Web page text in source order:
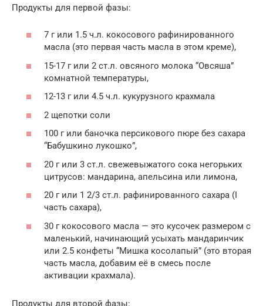
Продукты для первой фазы:
7 г или 1.5 ч.л. кокосового рафинированного
масла (это первая часть масла в этом креме),
15-17 г или 2 ст.л. овсяного молока “Овсяша”
комнатной температуры,
12-13 г или 4.5 ч.л. кукурузного крахмала
2 щепотки соли
100 г или баночка персикового пюре без сахара
“Бабушкино лукошко”,
20 г или 3 ст.л. свежевыжатого сока негорьких
цитрусов: мандарина, апельсина или лимона,
20 г или 1 2/3 ст.л. рафинированного сахара (I
часть сахара),
30 г кокосового масла — это кусочек размером с
маленький, начинающий усыхать мандаринчик
или 2.5 конфеты “Мишка косолапый” (это вторая
часть масла, добавим её в смесь после
активации крахмала).
Продукты для второй фазы: